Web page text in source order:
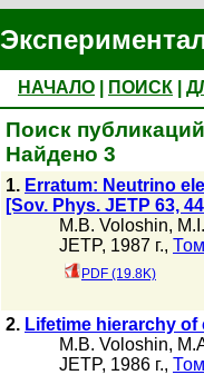
НАЧАЛО ПОИСК
Поиск
Найдено 3
1. Erratum: Neutrino
[Sov. Phys. JETP 63,
M.B. Voloshin,
JETP, 1987 г.,
PDF (19.8K)
2. Lifetime hierarchy
M.B. Voloshin,
JETP, 1986 г.,